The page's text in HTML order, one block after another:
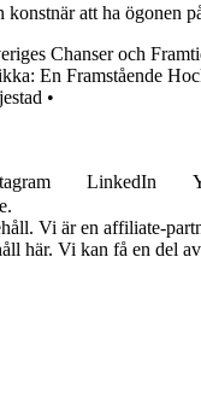
konstnär att ha ögonen
Chanser och
En Framstående
•
LinkedIn
Vi är en affiliate-
här. Vi kan få en del